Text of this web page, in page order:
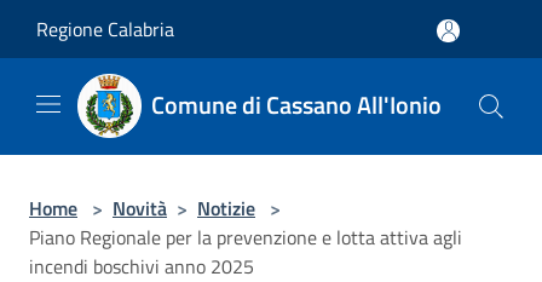
Regione Calabria
Comune di Cassano All'Ionio
Home > Novità > Notizie >
Piano Regionale per la prevenzione e lotta attiva agli
incendi boschivi anno 2025